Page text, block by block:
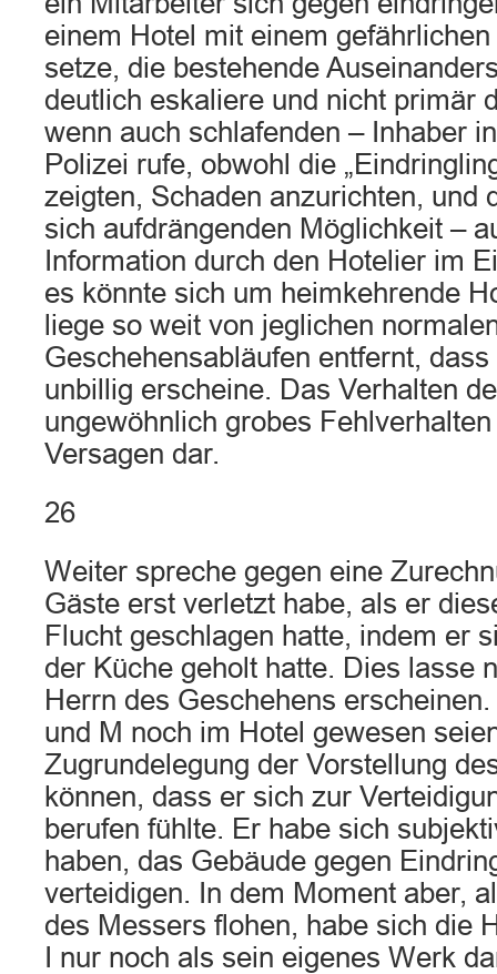
einem Hotel mit einem
setze, die bestehende
deutlich eskaliere und nicht primär
wenn auch schlafenden – Inhaber
Polizei rufe, obwohl die
zeigten, Schaden anzurichten, und
sich aufdrängenden Möglichkeit –
Information durch den Hotelier im
es könnte sich um heimkehrende
liege so weit von jeglichen
Geschehensabläufen entfernt,
unbillig erscheine. Das Verhalten
ungewöhnlich grobes
Versagen dar.
26
Weiter spreche gegen eine
Gäste erst verletzt habe, als er
Flucht geschlagen hatte, indem er
der Küche geholt hatte. Dies lasse
Herrn des Geschehens
und M noch im Hotel gewesen
Zugrundelegung der Vorstellung
können, dass er sich zur
berufen fühlte. Er habe sich
haben, das Gebäude gegen
verteidigen. In dem Moment aber,
des Messers flohen, habe sich die
I nur noch als sein eigenes Werk